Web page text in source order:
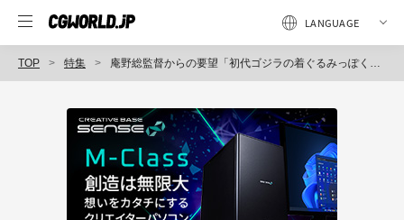
TOP 特集 庵野総監督からの要望「初代ゴジラの着ぐるみっぽくする」を実現したゴジラモデルとは